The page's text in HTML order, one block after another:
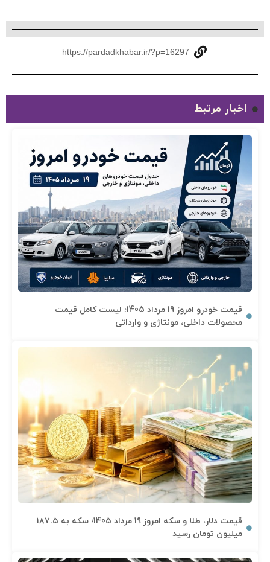
https://pardadkhabar.ir/?p=16297
اخبار مرتبط
قیمت خودرو امروز 19 مرداد 1405؛ لیست کامل قیمت
محصولات داخلی، مونتاژی و وارداتی
قیمت دلار، طلا و سکه امروز 19 مرداد 1405؛ سکه به ۱۸۷.۵
میلیون تومان رسید